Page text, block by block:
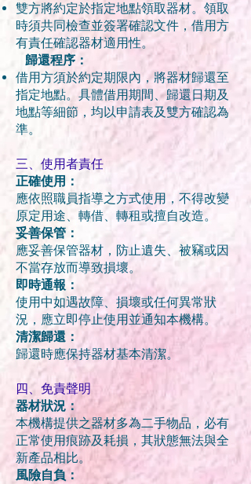
雙方將約定於指定地點領取器材。領取
時須共同檢查並簽署確認文件，借用方
有責任確認器材適用性。
歸還程序：
借用方須於約定期限內，將器材歸還至
指定地點。具體借用期間、歸還日期及
地點等細節，均以申請表及雙方確認為
準。
三、使用者責任
正確使用：
應依照職員指導之方式使用，不得改變
原定用途、轉借、轉租或擅自改造。
妥善保管：
應妥善保管器材，防止遺失、被竊或因
不當存放而導致損壞。
即時通報：
使用中如遇故障、損壞或任何異常狀
況，應立即停止使用並通知本機構。
清潔歸還：
歸還時應保持器材基本清潔。
四、免責聲明
器材狀況：
本機構提供之器材多為二手物品，必有
正常使用痕跡及耗損，其狀態無法與全
新產品相比。
風險自負：